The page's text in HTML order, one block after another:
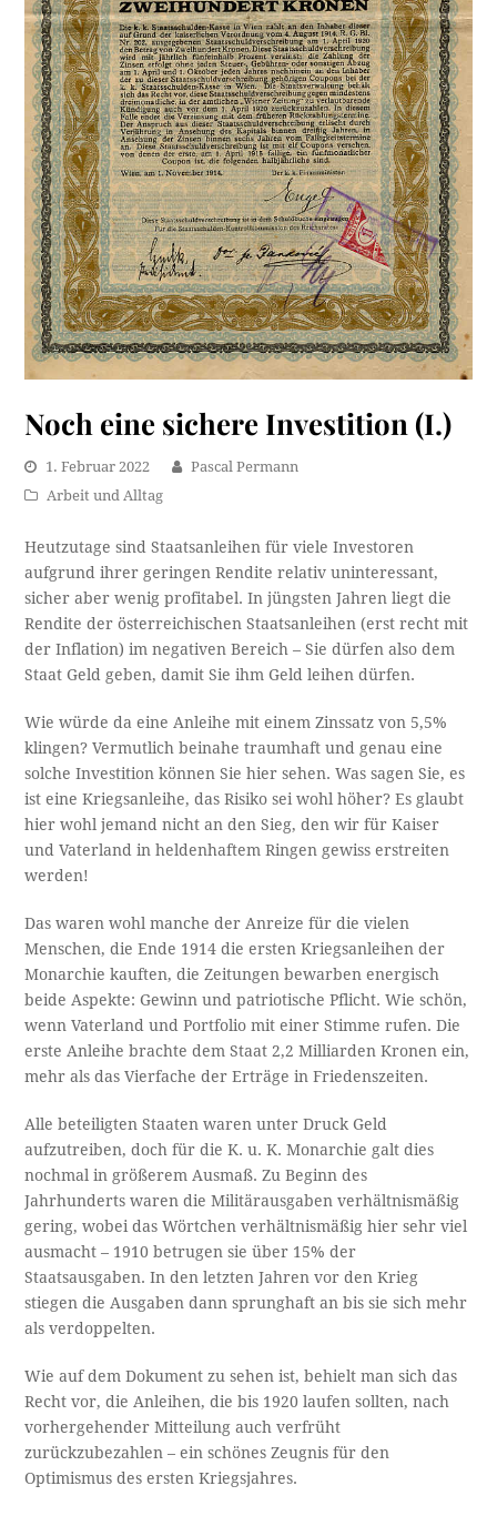
Noch eine sichere Investition (I.)
1. Februar 2022
Pascal Permann
Arbeit und Alltag
Heutzutage sind Staatsanleihen für viele Investoren
aufgrund ihrer geringen Rendite relativ uninteressant,
sicher aber wenig profitabel. In jüngsten Jahren liegt die
Rendite der österreichischen Staatsanleihen (erst recht mit
der Inflation) im negativen Bereich – Sie dürfen also dem
Staat Geld geben, damit Sie ihm Geld leihen dürfen.
Wie würde da eine Anleihe mit einem Zinssatz von 5,5%
klingen? Vermutlich beinahe traumhaft und genau eine
solche Investition können Sie hier sehen. Was sagen Sie, es
ist eine Kriegsanleihe, das Risiko sei wohl höher? Es glaubt
hier wohl jemand nicht an den Sieg, den wir für Kaiser
und Vaterland in heldenhaftem Ringen gewiss erstreiten
werden!
Das waren wohl manche der Anreize für die vielen
Menschen, die Ende 1914 die ersten Kriegsanleihen der
Monarchie kauften, die Zeitungen bewarben energisch
beide Aspekte: Gewinn und patriotische Pflicht. Wie schön,
wenn Vaterland und Portfolio mit einer Stimme rufen. Die
erste Anleihe brachte dem Staat 2,2 Milliarden Kronen ein,
mehr als das Vierfache der Erträge in Friedenszeiten.
Alle beteiligten Staaten waren unter Druck Geld
aufzutreiben, doch für die K. u. K. Monarchie galt dies
nochmal in größerem Ausmaß. Zu Beginn des
Jahrhunderts waren die Militärausgaben verhältnismäßig
gering, wobei das Wörtchen verhältnismäßig hier sehr viel
ausmacht – 1910 betrugen sie über 15% der
Staatsausgaben. In den letzten Jahren vor den Krieg
stiegen die Ausgaben dann sprunghaft an bis sie sich mehr
als verdoppelten.
Wie auf dem Dokument zu sehen ist, behielt man sich das
Recht vor, die Anleihen, die bis 1920 laufen sollten, nach
vorhergehender Mitteilung auch verfrüht
zurückzubezahlen – ein schönes Zeugnis für den
Optimismus des ersten Kriegsjahres.